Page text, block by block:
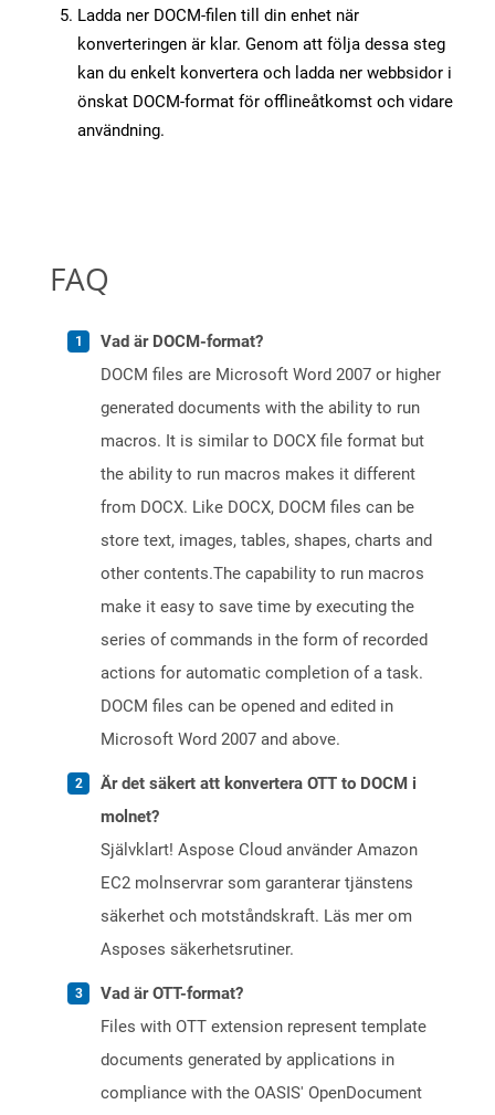
Ladda ner DOCM-filen till din enhet när
konverteringen är klar. Genom att följa dessa steg
kan du enkelt konvertera och ladda ner webbsidor i
önskat DOCM-format för offlineåtkomst och vidare
användning.
FAQ
Vad är DOCM-format?
DOCM files are Microsoft Word 2007 or higher
generated documents with the ability to run
macros. It is similar to DOCX file format but
the ability to run macros makes it different
from DOCX. Like DOCX, DOCM files can be
store text, images, tables, shapes, charts and
other contents.The capability to run macros
make it easy to save time by executing the
series of commands in the form of recorded
actions for automatic completion of a task.
DOCM files can be opened and edited in
Microsoft Word 2007 and above.
Är det säkert att konvertera OTT to DOCM i
molnet?
Självklart! Aspose Cloud använder Amazon
EC2 molnservrar som garanterar tjänstens
säkerhet och motståndskraft. Läs mer om
Asposes säkerhetsrutiner.
Vad är OTT-format?
Files with OTT extension represent template
documents generated by applications in
compliance with the OASIS' OpenDocument